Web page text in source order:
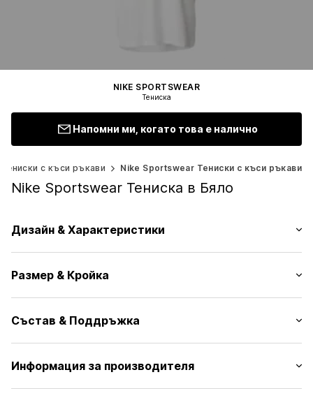
NIKE SPORTSWEAR
Тениска
Напомни ми, когато това е налично
Тениски с къси ръкави Nike Sportswear Тениски с къси ръкави
Nike Sportswear Тениска в Бяло
Дизайн & Характеристики
Жарсе
Обло деколте
Яка от ластична плетка
Принт на марка
Размер & Кройка
Дължина: Нормална дължина
Кройка: Нормална форма
Състав & Поддръжка
Материал: 100% Памук
Информация за производителя